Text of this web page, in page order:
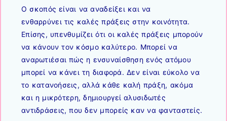
Ο σκοπός είναι να αναδείξει και να
ενθαρρύνει τις καλές πράξεις στην κοινότητα.
Επίσης, υπενθυμίζει ότι οι καλές πράξεις μπορούν
να κάνουν τον κόσμο καλύτερο. Μπορεί να
αναρωτιέσαι πώς η ενσυναίσθηση ενός ατόμου
μπορεί να κάνει τη διαφορά. Δεν είναι εύκολο να
το κατανοήσεις, αλλά κάθε καλή πράξη, ακόμα
και η μικρότερη, δημιουργεί αλυσιδωτές
αντιδράσεις, που δεν μπορείς καν να φανταστείς.